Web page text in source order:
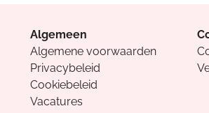
Algemeen
Algemene voorwaarden
Privacybeleid
Cookiebeleid
Vacatures